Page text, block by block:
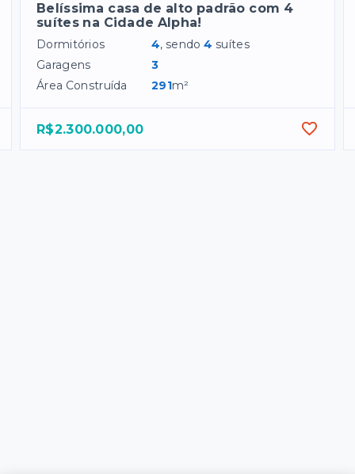
Belíssima casa de alto padrão com 4
suítes na Cidade Alpha!
Dormitórios 4, sendo4 suítes
Garagens
3
Área Construída
291m²
R$2.300.000,00